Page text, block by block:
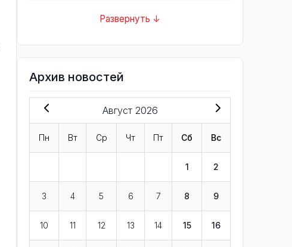
Развернуть ↓
Архив новостей
Август 2026
Пн Вт Ср Чт Пт Сб Вс
1 2
3 4 5 6 7 8 9
10 11 12 13 14 15 16